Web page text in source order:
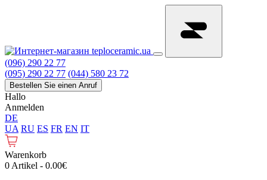
(096) 290 22 77
(095) 290 22 77 (044) 580 23 72
Bestellen Sie einen Anruf
Hallo
Anmelden
DE
UA RU ES FR EN IT
Warenkorb
0 Artikel - 0.00€